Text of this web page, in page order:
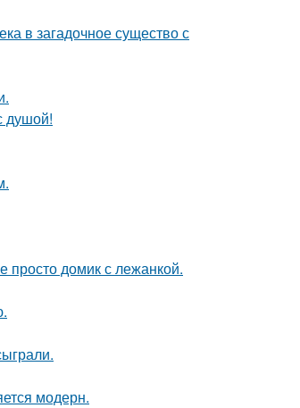
в загадочное существо с
душой!
просто домик с лежанкой.
модерн.